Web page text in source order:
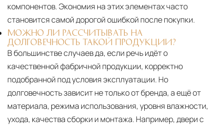
компонентов. Экономия на этих элементах часто
становится самой дорогой ошибкой после покупки.
МОЖНО ЛИ РАССЧИТЫВАТЬ НА
ДОЛГОВЕЧНОСТЬ ТАКОЙ ПРОДУКЦИИ?
В большинстве случаев да, если речь идёт о
качественной фабричной продукции, корректно
подобранной под условия эксплуатации. Но
долговечность зависит не только от бренда, а ещё от
материала, режима использования, уровня влажности,
ухода, качества сборки и монтажа. Например, двери с